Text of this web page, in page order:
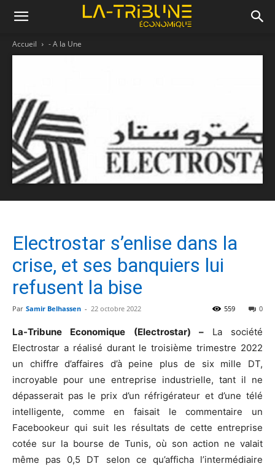
Accueil - A la Une
Electrostar s’enlise dans la
crise, et ses banquiers lui
refusent la bise
Par Samir Belhassen - 22 octobre 2022 0
559
La-Tribune Economique (Electrostar) – La société
Electrostar a réalisé durant le troisième trimestre 2022
un chiffre d’affaires d’à peine plus de six mille DT,
incroyable pour une entreprise industrielle, tant il ne
dépasserait pas le prix d’un réfrigérateur et d’une télé
intelligente, comme en faisait le commentaire un
Facebookeur qui suit les résultats de cette entreprise
cotée sur la bourse de Tunis, où son action ne valait
même pas 0,5 DT selon ce qu’afficha l’intermédiaire